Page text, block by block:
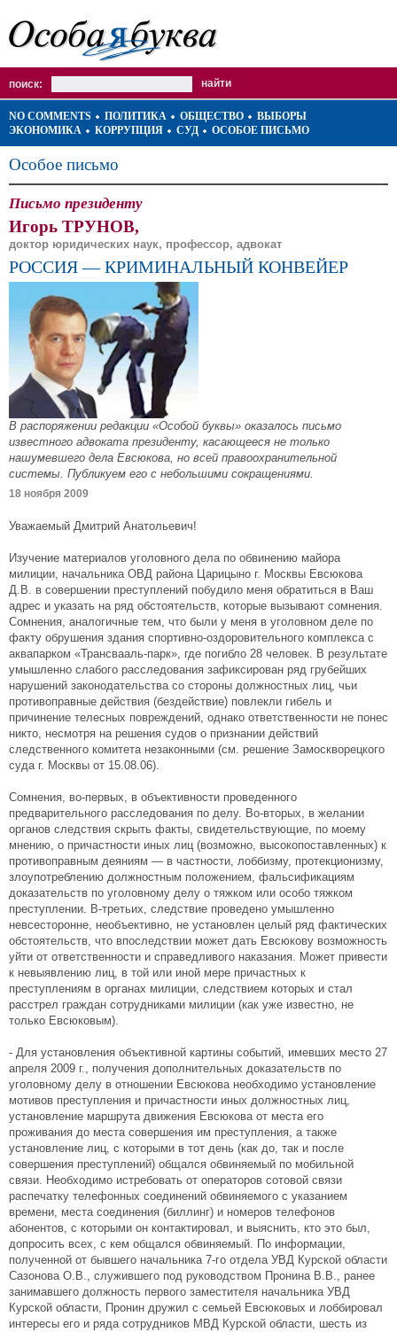
поиск:
NO COMMENTS ПОЛИТИКА ОБЩЕСТВО
ВЫБОРЫ
ЭКОНОМИКА
КОРРУПЦИЯ СУД ОСОБОЕ ПИСЬМО
Особое письмо
Письмо президенту
Игорь ТРУНОВ,
доктор юридических наук, профессор, адвокат
РОССИЯ — КРИМИНАЛЬНЫЙ КОНВЕЙЕР
В распоряжении редакции «Особой буквы» оказалось письмо
известного адвоката президенту, касающееся не только
нашумевшего дела Евсюкова, но всей правоохранительной
системы. Публикуем его с небольшими сокращениями.
18 ноября 2009
Уважаемый Дмитрий Анатольевич!
Изучение материалов уголовного дела по обвинению майора
милиции, начальника ОВД района Царицыно г. Москвы Евсюкова
Д.В. в совершении преступлений побудило меня обратиться в Ваш
адрес и указать на ряд обстоятельств, которые вызывают сомнения.
Сомнения, аналогичные тем, что были у меня в уголовном деле по
факту обрушения здания спортивно-оздоровительного комплекса с
аквапарком «Трансвааль-парк», где погибло 28 человек. В результате
умышленно слабого расследования зафиксирован ряд грубейших
нарушений законодательства со стороны должностных лиц, чьи
противоправные действия (бездействие) повлекли гибель и
причинение телесных повреждений, однако ответственности не понес
никто, несмотря на решения судов о признании действий
следственного комитета незаконными (см. решение Замоскворецкого
суда г. Москвы от 15.08.06).
Сомнения, во-первых, в объективности проведенного
предварительного расследования по делу. Во-вторых, в желании
органов следствия скрыть факты, свидетельствующие, по моему
мнению, о причастности иных лиц (возможно, высокопоставленных) к
противоправным деяниям — в частности, лоббизму, протекционизму,
злоупотреблению должностным положением, фальсификациям
доказательств по уголовному делу о тяжком или особо тяжком
преступлении. В-третьих, следствие проведено умышленно
невсесторонне, необъективно, не установлен целый ряд фактических
обстоятельств, что впоследствии может дать Евсюкову возможность
уйти от ответственности и справедливого наказания. Может привести
к невыявлению лиц, в той или иной мере причастных к
преступлениям в органах милиции, следствием которых и стал
расстрел граждан сотрудниками милиции (как уже известно, не
только Евсюковым).
- Для установления объективной картины событий, имевших место 27
апреля 2009 г., получения дополнительных доказательств по
уголовному делу в отношении Евсюкова необходимо установление
мотивов преступления и причастности иных должностных лиц,
установление маршрута движения Евсюкова от места его
проживания до места совершения им преступления, а также
установление лиц, с которыми в тот день (как до, так и после
совершения преступлений) общался обвиняемый по мобильной
связи. Необходимо истребовать от операторов сотовой связи
распечатку телефонных соединений обвиняемого с указанием
времени, места соединения (биллинг) и номеров телефонов
абонентов, с которыми он контактировал, и выяснить, кто это был,
допросить всех, с кем общался обвиняемый. По информации,
полученной от бывшего начальника 7-го отдела УВД Курской области
Сазонова О.В., служившего под руководством Пронина В.В., ранее
занимавшего должность первого заместителя начальника УВД
Курской области, Пронин дружил с семьей Евсюковых и лоббировал
интересы его и ряда сотрудников МВД Курской области, шесть из